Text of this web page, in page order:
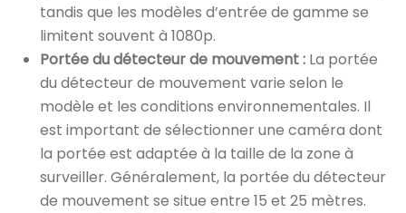
tandis que les modèles d’entrée de gamme se
limitent souvent à 1080p.
Portée du détecteur de mouvement : La portée
du détecteur de mouvement varie selon le
modèle et les conditions environnementales. Il
est important de sélectionner une caméra dont
la portée est adaptée à la taille de la zone à
surveiller. Généralement, la portée du détecteur
de mouvement se situe entre 15 et 25 mètres.